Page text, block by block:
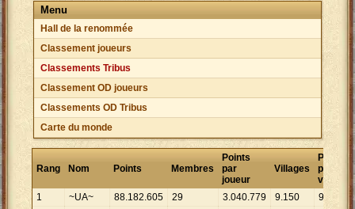
Menu
Hall de la renommée
Classement joueurs
Classements Tribus
Classement OD joueurs
Classements OD Tribus
Carte du monde
Rang Nom Points Membres
Points
par
joueur
Villages
Points
par
village
1
~UA~ 88.182.605 29 3.040.779 9.150 9